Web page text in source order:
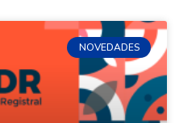
NOVEDADES